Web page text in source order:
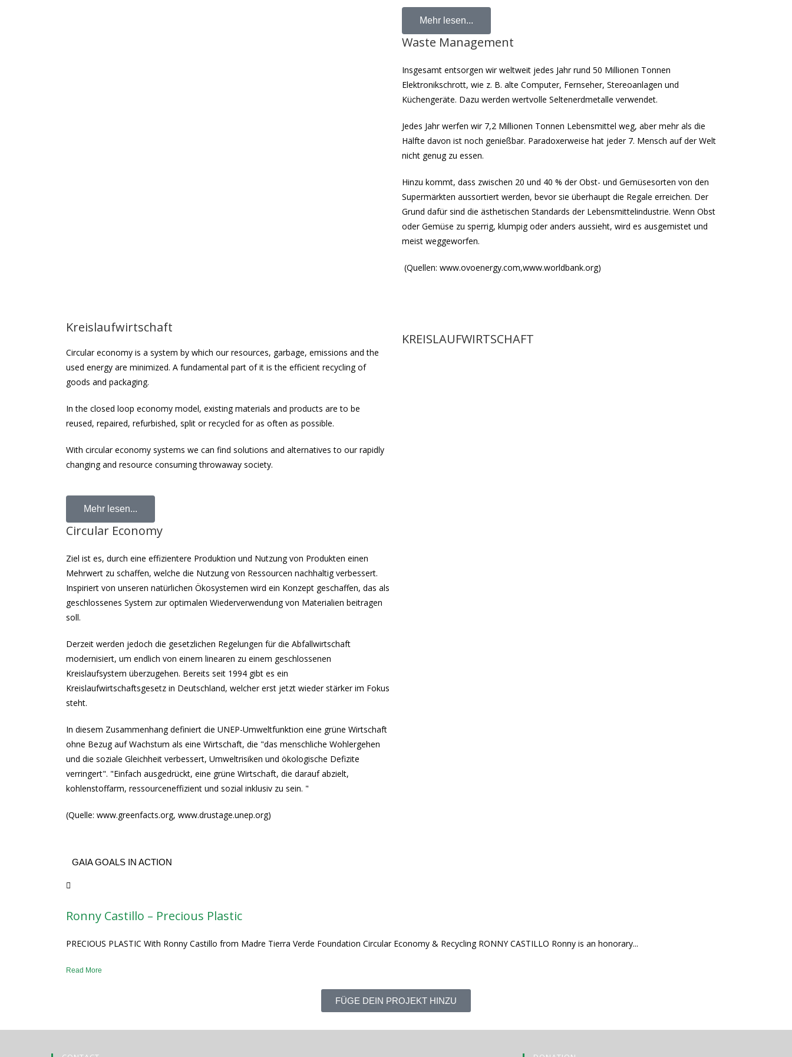
Mehr lesen...
Waste Management
Insgesamt entsorgen wir weltweit jedes Jahr rund 50 Millionen Tonnen
Elektronikschrott, wie z. B. alte Computer, Fernseher, Stereoanlagen und
Küchengeräte. Dazu werden wertvolle Seltenerdmetalle verwendet.
Jedes Jahr werfen wir 7,2 Millionen Tonnen Lebensmittel weg, aber mehr als die
Hälfte davon ist noch genießbar. Paradoxerweise hat jeder 7. Mensch auf der Welt
nicht genug zu essen.
Hinzu kommt, dass zwischen 20 und 40 % der Obst- und Gemüsesorten von den
Supermärkten aussortiert werden, bevor sie überhaupt die Regale erreichen. Der
Grund dafür sind die ästhetischen Standards der Lebensmittelindustrie. Wenn Obst
oder Gemüse zu sperrig, klumpig oder anders aussieht, wird es ausgemistet und
meist weggeworfen.
(Quellen: www.ovoenergy.com,www.worldbank.org)
Kreislaufwirtschaft
Circular economy is a system by which our resources, garbage, emissions and the
used energy are minimized. A fundamental part of it is the efficient recycling of
goods and packaging.
In the closed loop economy model, existing materials and products are to be
reused, repaired, refurbished, split or recycled for as often as possible.
With circular economy systems we can find solutions and alternatives to our rapidly
changing and resource consuming throwaway society.
Mehr lesen...
Circular Economy
Ziel ist es, durch eine effizientere Produktion und Nutzung von Produkten einen
Mehrwert zu schaffen, welche die Nutzung von Ressourcen nachhaltig verbessert.
Inspiriert von unseren natürlichen Ökosystemen wird ein Konzept geschaffen, das als
geschlossenes System zur optimalen Wiederverwendung von Materialien beitragen
soll.
Derzeit werden jedoch die gesetzlichen Regelungen für die Abfallwirtschaft
modernisiert, um endlich von einem linearen zu einem geschlossenen
Kreislaufsystem überzugehen. Bereits seit 1994 gibt es ein
Kreislaufwirtschaftsgesetz in Deutschland, welcher erst jetzt wieder stärker im Fokus
steht.
In diesem Zusammenhang definiert die UNEP-Umweltfunktion eine grüne Wirtschaft
ohne Bezug auf Wachstum als eine Wirtschaft, die "das menschliche Wohlergehen
und die soziale Gleichheit verbessert, Umweltrisiken und ökologische Defizite
verringert". "Einfach ausgedrückt, eine grüne Wirtschaft, die darauf abzielt,
kohlenstoffarm, ressourceneffizient und sozial inklusiv zu sein. "
(Quelle: www.greenfacts.org, www.drustage.unep.org)
KREISLAUFWIRTSCHAFT
GAIA GOALS IN ACTION
Ronny Castillo – Precious Plastic
PRECIOUS PLASTIC With Ronny Castillo from Madre Tierra Verde Foundation Circular Economy & Recycling RONNY CASTILLO Ronny is an honorary...
Read More
FÜGE DEIN PROJEKT HINZU